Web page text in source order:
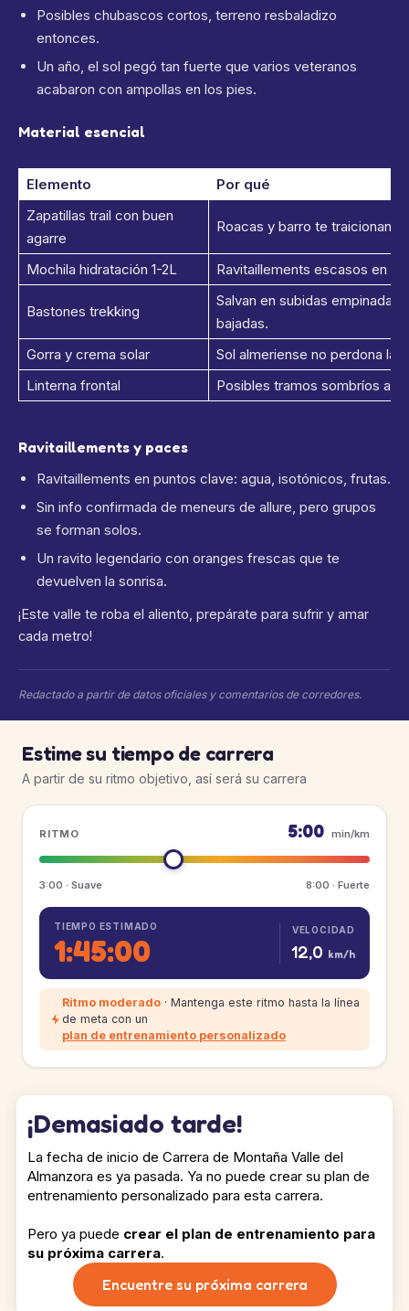
Posibles chubascos cortos, terreno resbaladizo
entonces.
Un año, el sol pegó tan fuerte que varios veteranos
acabaron con ampollas en los pies.
Material esencial
Elemento
Por qué
Zapatillas trail con buen
agarre
Roacas y barro te traicionan
Mochila hidratación 1-2L Ravitaillements escasos en
Bastones trekking
Salvan en subidas
bajadas.
Gorra y crema solar
Sol almeriense no perdona la
Linterna frontal
Posibles tramos sombríos al
Ravitaillements y paces
Ravitaillements en puntos clave: agua, isotónicos, frutas.
Sin info confirmada de meneurs de allure, pero grupos
se forman solos.
Un ravito legendario con oranges frescas que te
devuelven la sonrisa.
¡Este valle te roba el aliento, prepárate para sufrir y amar
cada metro!
Redactado a partir de datos oficiales y comentarios de corredores.
Estime su tiempo de carrera
A partir de su ritmo objetivo, así será su carrera
RITMO 5:00 min/km
3:00 · Suave 8:00 · Fuerte
TIEMPO ESTIMADO
1:45:00
VELOCIDAD
12,0 km/h
Ritmo moderado · Mantenga este ritmo hasta la línea
de meta con un
plan de entrenamiento personalizado
¡Demasiado tarde!
La fecha de inicio de Carrera de Montaña Valle del
Almanzora es ya pasada. Ya no puede crear su plan de
entrenamiento personalizado para esta carrera.
Pero ya puede crear el plan de entrenamiento para
su próxima carrera.
Encuentre su próxima carrera